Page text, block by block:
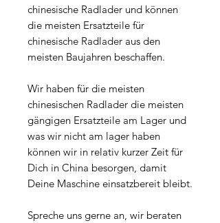
chinesische Radlader und können
die meisten Ersatzteile für
chinesische Radlader aus den
meisten Baujahren beschaffen.
Wir haben für die meisten
chinesischen Radlader die meisten
gängigen Ersatzteile am Lager und
was wir nicht am lager haben
können wir in relativ kurzer Zeit für
Dich in China besorgen, damit
Deine Maschine einsatzbereit bleibt.
Spreche uns gerne an, wir beraten